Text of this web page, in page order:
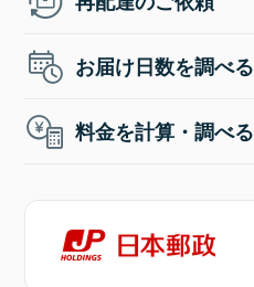
お届け日数を調べる
料金を計算・調べる